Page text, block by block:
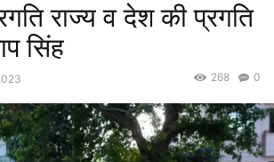
राज्य व देश की प्रगति
सिंह
0
268